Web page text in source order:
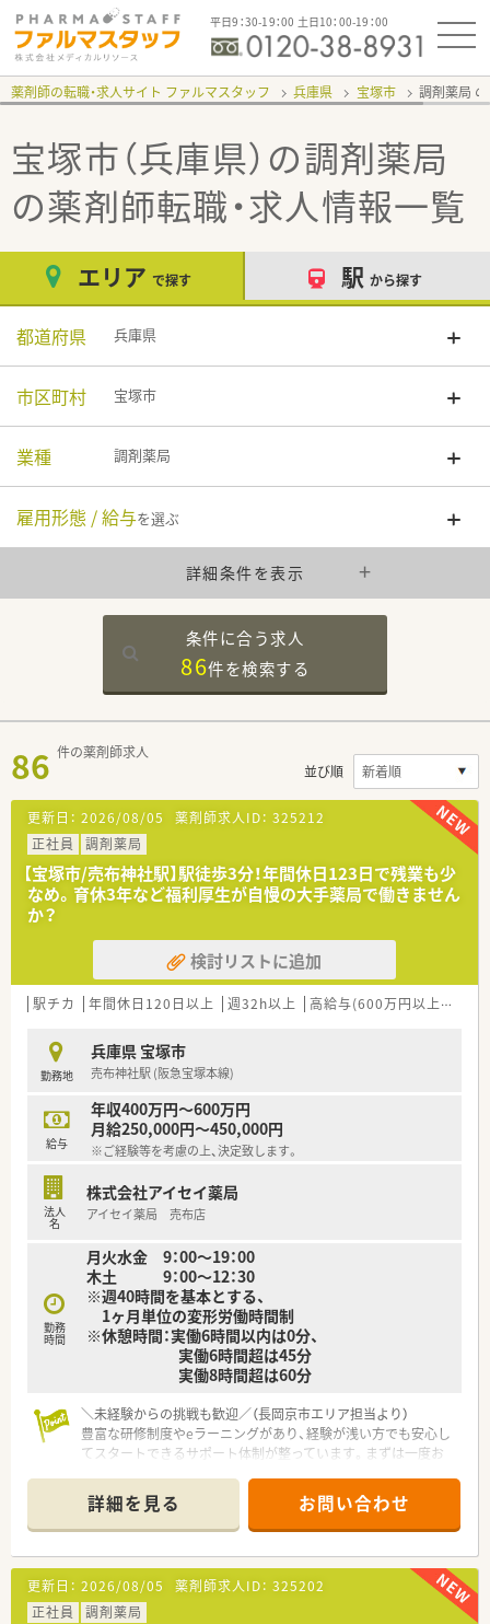
平日9：30-19：00 土日10：00-19：00
薬剤師の転職・求人サイト ファルマスタッフ 兵庫県 宝塚市 調剤薬局
宝塚市（兵庫県）の調剤薬局
の薬剤師転職・求人情報一覧
エリア で探す 駅 から探す
都道府県 兵庫県
市区町村 宝塚市
業種 調剤薬局
雇用形態 / 給与を選ぶ
詳細条件を表示
条件に合う求人
86件を検索する
86 件の薬剤師求人
並び順
更新日： 2026/08/05 薬剤師求人ID： 325212
正社員
調剤薬局
【宝塚市/売布神社駅】駅徒歩3分！年間休日123日で残業も少
なめ。育休3年など福利厚生が自慢の大手薬局で働きません
か？
検討リストに追加
駅チカ 年間休日120日以上 週32h以上 高給与(600万円以上)
勤務地
兵庫県 宝塚市
売布神社駅 (阪急宝塚本線)
給与
年収400万円～600万円
月給250,000円～450,000円
※ご経験等を考慮の上、決定致します。
法人
名
株式会社アイセイ薬局
アイセイ薬局 売布店
勤務
時間
月火水金 9：00～19：00
木土 9：00～12：30
※週40時間を基本とする、
1ヶ月単位の変形労働時間制
※休憩時間：実働6時間以内は0分、
実働6時間超は45分
実働8時間超は60分
＼未経験からの挑戦も歓迎／（長岡京市エリア担当より）
豊富な研修制度やeラーニングがあり、経験が浅い方でも安心し
てスタートできるサポート体制が整っています。まずは一度お
【店舗情報と応需状況について】
■最寄りの阪急宝塚本線「売布神社駅」から徒歩3分と、通勤に非
常に便利な立地にあります。
■主に内科や小児科、放射線科の処方箋を応需しており、地域医
療に密着した薬局です。
■1日の処方箋枚数は約50枚と落ち着いており、薬剤師2名体制
でゆとりを持って働けます。
詳細を見る お問い合わせ
更新日： 2026/08/05 薬剤師求人ID： 325202
正社員
調剤薬局